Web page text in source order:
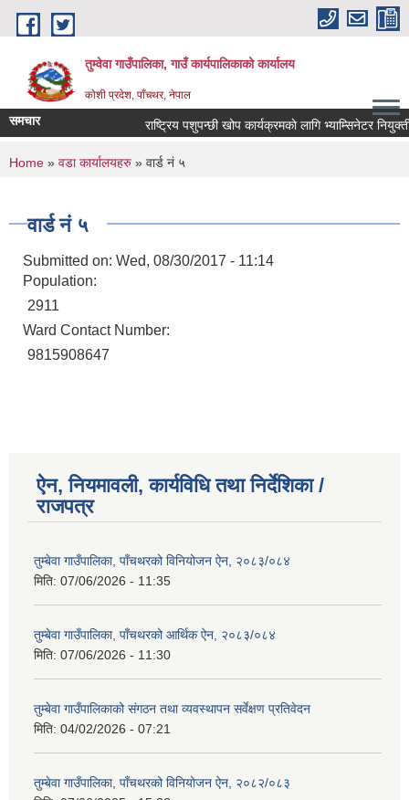
Skip to main content
तुम्वेवा गाउँपालिका, गाउँ कार्यपालिकाको कार्यालय
काेशी प्रदेश, पाँचथर, नेपाल
समचार राष्ट्रिय पशुपन्छी खोप कार्यक्रमकाे लागि भ्याम्सिनेटर
You are here
Home » वडा कार्यालयहरु » वार्ड नं ५
वार्ड नं ५
Submitted on: Wed, 08/30/2017 - 11:14
Population:
2911
Ward Contact Number:
9815908647
ऐन, नियमावली, कार्यविधि तथा निर्देशिका /
राजपत्र
तुम्बेवा गाउँपालिका, पाँचथरको विनियोजन ऐन, २०८३/०८४
मिति: 07/06/2026 - 11:35
तुम्बेवा गाउँपालिका, पाँचथरको आर्थिक ऐन, २०८३/०८४
मिति: 07/06/2026 - 11:30
तुम्बेवा गाउँपालिकाको संगठन तथा व्यवस्थापन सर्वेक्षण प्रतिवेदन
मिति: 04/02/2026 - 07:21
तुम्बेवा गाउँपालिका, पाँचथरको विनियोजन ऐन, २०८२/०८३